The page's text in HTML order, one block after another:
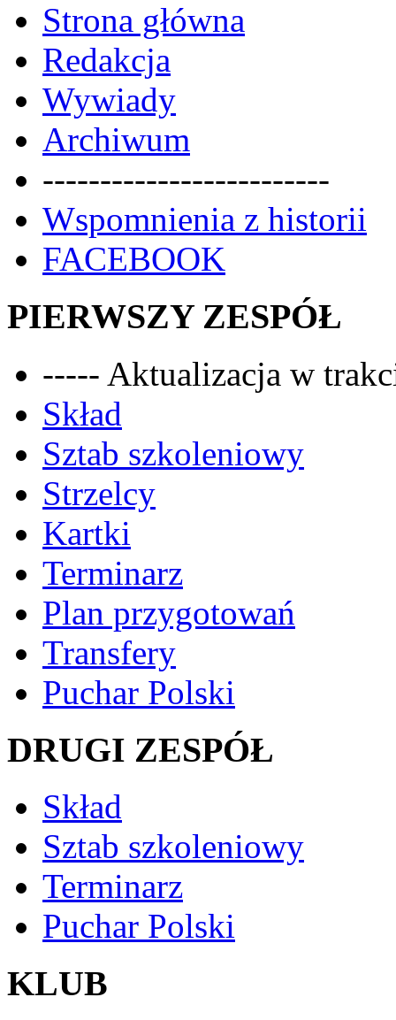
Strona główna
Redakcja
Wywiady
Archiwum
-------------------------
Wspomnienia z historii
FACEBOOK
PIERWSZY ZESPÓŁ
----- Aktualizacja w
Skład
Sztab szkoleniowy
Strzelcy
Kartki
Terminarz
Plan przygotowań
Transfery
Puchar Polski
DRUGI ZESPÓŁ
Skład
Sztab szkoleniowy
Terminarz
Puchar Polski
KLUB